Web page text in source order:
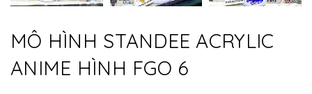
MÔ HÌNH STANDEE ACRYLIC
ANIME HÌNH FGO 6